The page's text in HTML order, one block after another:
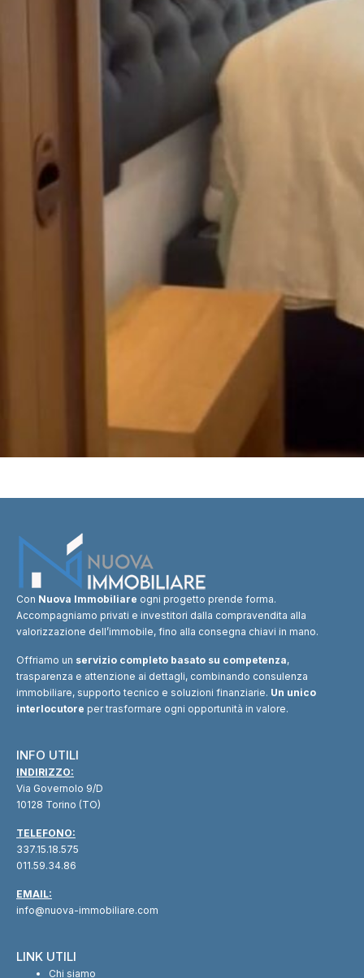
Con Nuova Immobiliare ogni progetto prende forma.
Accompagniamo privati e investitori dalla compravendita alla
valorizzazione dell’immobile, fino alla consegna chiavi in mano.
Offriamo un servizio completo basato su competenza,
trasparenza e attenzione ai dettagli, combinando consulenza
immobiliare, supporto tecnico e soluzioni finanziarie. Un unico
interlocutore per trasformare ogni opportunità in valore.
INFO UTILI
INDIRIZZO:
Via Governolo 9/D
10128 Torino (TO)
TELEFONO:
337.15.18.575
011.59.34.86
EMAIL:
info@nuova-immobiliare.com
LINK UTILI
Chi siamo